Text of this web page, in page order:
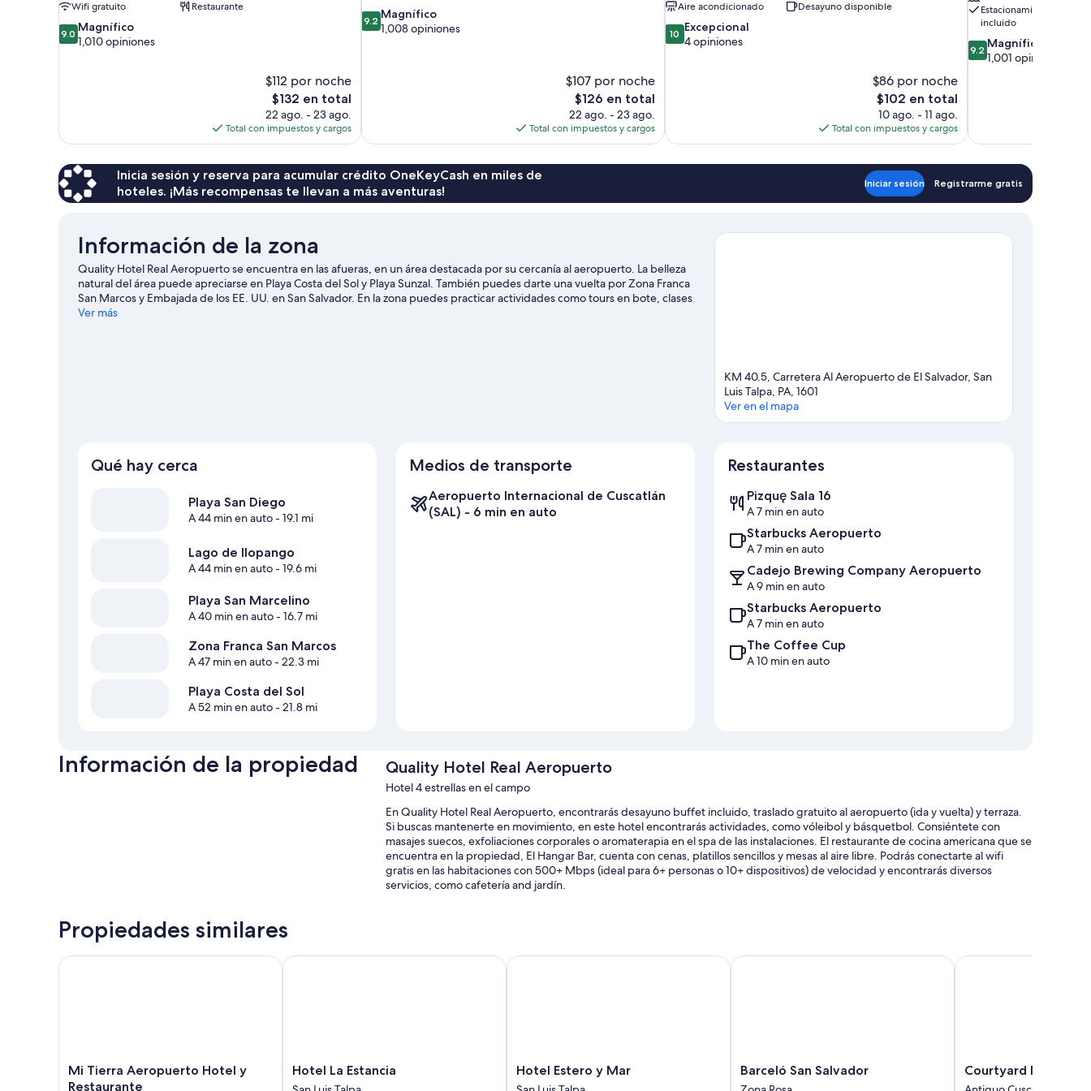
Wifi gratuito
Restaurante
9.0
de
9.0 Magnífico
1,010 opiniones
$112 por noche
El
precio
actual
es
$132
$132 en total
22 ago. - 23 ago.
Total con impuestos y cargos
9.2
de
9.2 Magnífico
1,008 opiniones
$107 por noche
El
precio
actual
es
$126 en total
22 ago. - 23 ago.
Total con impuestos y cargos
Aire acondicionado
Desayuno disponible
10.0
de
10 Excepcional
4 opiniones
$86 por noche
El
precio
actual
es
$102
$102 en total
10 ago. - 11 ago.
Total con impuestos y cargos
Estacionamiento
incluido
9.2
de
9.2 Magnífico
1,001 opiniones
Inicia sesión y reserva para acumular crédito OneKeyCash en miles de
hoteles. ¡Más recompensas te llevan a más aventuras!
Iniciar sesión Registrarme gratis
Información de la zona
Quality Hotel Real Aeropuerto se encuentra en las afueras, en un área destacada por su cercanía al aeropuerto. La belleza
natural del área puede apreciarse en Playa Costa del Sol y Playa Sunzal. También puedes darte una vuelta por Zona Franca
San Marcos y Embajada de los EE. UU. en San Salvador. En la zona puedes practicar actividades como tours en bote, clases
de surf y pesca, o disfrutar del aire libre mientras haces tours ecológicos.
Ver más
KM 40.5, Carretera Al Aeropuerto de El Salvador, San
Luis Talpa, PA, 1601
Ver en el mapa
Qué hay cerca
Playa San Diego
A 44 min en auto- 19.1 mi
Lago de Ilopango
A 44 min en auto- 19.6 mi
Playa San Marcelino
A 40 min en auto- 16.7 mi
Zona Franca San Marcos
A 47 min en auto- 22.3 mi
Playa Costa del Sol
A 52 min en auto- 21.8 mi
Medios de transporte
Aeropuerto Internacional de Cuscatlán
(SAL) - 6 min en auto
Restaurantes
Pizquę Sala 16
A 7 min en auto
Starbucks Aeropuerto
A 7 min en auto
Cadejo Brewing Company Aeropuerto
A 9 min en auto
Starbucks Aeropuerto
A 7 min en auto
The Coffee Cup
A 10 min en auto
Información de la propiedad Quality Hotel Real Aeropuerto
Hotel 4 estrellas en el campo
En Quality Hotel Real Aeropuerto, encontrarás desayuno buffet incluido, traslado gratuito al aeropuerto (ida y vuelta) y terraza.
Si buscas mantenerte en movimiento, en este hotel encontrarás actividades, como vóleibol y básquetbol. Consiéntete con
masajes suecos, exfoliaciones corporales o aromaterapia en el spa de las instalaciones. El restaurante de cocina americana que se
encuentra en la propiedad, El Hangar Bar, cuenta con cenas, platillos sencillos y mesas al aire libre. Podrás conectarte al wifi
gratis en las habitaciones con 500+ Mbps (ideal para 6+ personas o 10+ dispositivos) de velocidad y encontrarás diversos
servicios, como cafetería and jardín.
Estacionamiento gratis
Las 209 habitaciones ofrecen comodidades como espacio para trabajar con laptop y aire acondicionado, al igual que beneficios
Propiedades similares
Mi
Tierra
Mi Tierra Aeropuerto Hotel y
Restaurante
Mi Tierra Aeropuerto Hotel y Restaurante
Hotel
La
Hotel La Estancia
Hotel La Estancia
Hotel
Estero
Hotel Estero y Mar
Hotel Estero y Mar
Barceló
San
Barceló San Salvador
Barceló San Salvador
Courtyard
Marriott
Courtyard Marriott
Courtyard Marriott